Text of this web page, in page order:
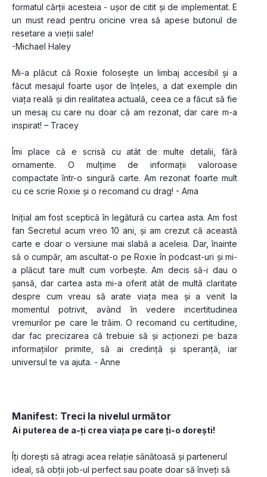
formatul cărții acesteia - ușor de citit și de implementat. E
un must read pentru oricine vrea să apese butonul de
resetare a vieții sale!
-Michael Haley
Mi-a plăcut că Roxie folosește un limbaj accesibil și a
făcut mesajul foarte ușor de înțeles, a dat exemple din
viața reală și din realitatea actuală, ceea ce a făcut să fie
un mesaj cu care nu doar că am rezonat, dar care m-a
inspirat! – Tracey
Îmi place că e scrisă cu atât de multe detalii, fără
ornamente. O mulțime de informații valoroase
compactate într-o singură carte. Am rezonat foarte mult
cu ce scrie Roxie și o recomand cu drag! - Ama
Inițial am fost sceptică în legătură cu cartea asta. Am fost
fan Secretul acum vreo 10 ani, și am crezut că această
carte e doar o versiune mai slabă a aceleia. Dar, înainte
să o cumpăr, am ascultat-o pe Roxie în podcast-uri și mi-
a plăcut tare mult cum vorbește. Am decis să-i dau o
șansă, dar cartea asta mi-a oferit atât de multă claritate
despre cum vreau să arate viața mea și a venit la
momentul potrivit, având în vedere incertitudinea
vremurilor pe care le trăim. O recomand cu certitudine,
dar fac precizarea că trebuie să și acționezi pe baza
informațiilor primite, să ai credință și speranță, iar
universul te va ajuta. - Anne
Manifest: Treci la nivelul următor
Ai puterea de a-ți crea viața pe care ți-o dorești!
Îți dorești să atragi acea relație sănătoasă și partenerul
ideal, să obții job-ul perfect sau poate doar să înveți să